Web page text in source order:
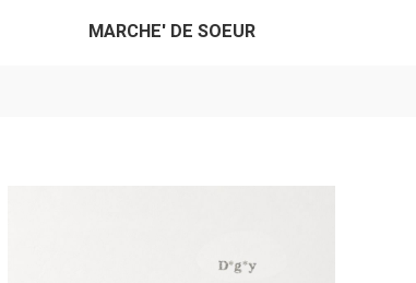
MARCHE' DE SOEUR